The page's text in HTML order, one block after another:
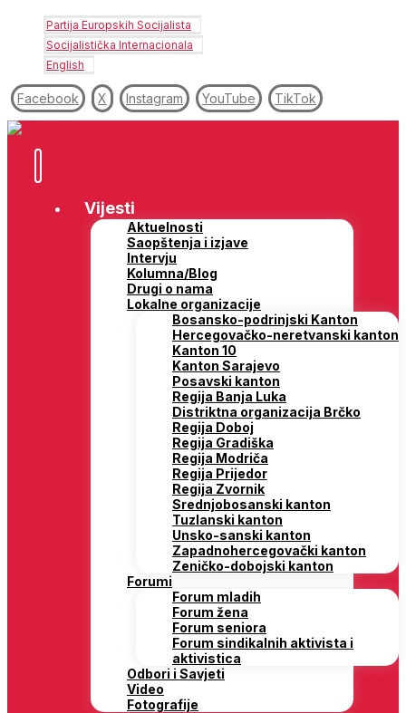
Partija Europskih Socijalista
Socijalistička Internacionala
English
Facebook X Instagram YouTube TikTok
Vijesti
Aktuelnosti
Saopštenja i izjave
Intervju
Kolumna/Blog
Drugi o nama
Lokalne organizacije
Bosansko-podrinjski Kanton
Hercegovačko-neretvanski kanton
Kanton 10
Kanton Sarajevo
Posavski kanton
Regija Banja Luka
Distriktna organizacija Brčko
Regija Doboj
Regija Gradiška
Regija Modriča
Regija Prijedor
Regija Zvornik
Srednjobosanski kanton
Tuzlanski kanton
Unsko-sanski kanton
Zapadnohercegovački kanton
Zeničko-dobojski kanton
Forumi
Forum mladih
Forum žena
Forum seniora
Forum sindikalnih aktivista i
aktivistica
Odbori i Savjeti
Video
Fotografije